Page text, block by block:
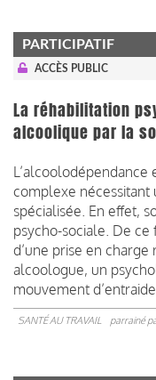
PARTICIPATIF
ACCÈS PUBLIC
La réhabilitation
alcoolique par la
complexe nécessitant
spécialisée. En effet,
psycho-sociale. De
d’une prise en
alcoologue, un
mouvement
SANTÉ AU TRAVAIL parrainé